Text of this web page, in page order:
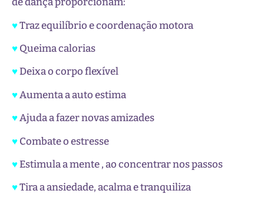
♥Traz equilíbrio e coordenação motora
♥Queima calorias
♥Deixa o corpo flexível
♥Aumenta a auto estima
♥Ajuda a fazer novas amizades
♥Combate o estresse
♥Estimula a mente , ao concentrar nos passos
♥Tira a ansiedade, acalma e tranquiliza